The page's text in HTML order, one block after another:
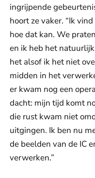
ingrijpende
hoort ze vaker. “Ik
hoe dat kan. We
en ik heb het
het alsof ik het niet
midden in het
er kwam nog een
dacht: mijn tijd komt
die rust kwam niet
uitgingen. Ik ben nu
de beelden van de IC
verwerken.”